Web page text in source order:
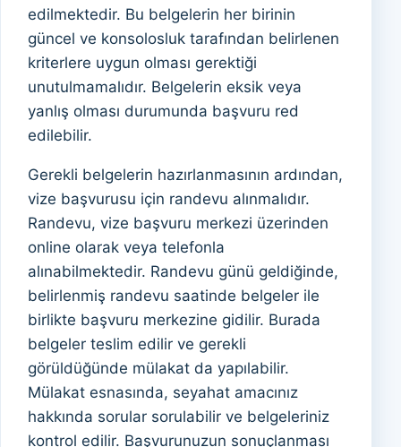
edilmektedir. Bu belgelerin her birinin
güncel ve konsolosluk tarafından belirlenen
kriterlere uygun olması gerektiği
unutulmamalıdır. Belgelerin eksik veya
yanlış olması durumunda başvuru red
edilebilir.
Gerekli belgelerin hazırlanmasının ardından,
vize başvurusu için randevu alınmalıdır.
Randevu, vize başvuru merkezi üzerinden
online olarak veya telefonla
alınabilmektedir. Randevu günü geldiğinde,
belirlenmiş randevu saatinde belgeler ile
birlikte başvuru merkezine gidilir. Burada
belgeler teslim edilir ve gerekli
görüldüğünde mülakat da yapılabilir.
Mülakat esnasında, seyahat amacınız
hakkında sorular sorulabilir ve belgeleriniz
kontrol edilir. Başvurunuzun sonuçlanması